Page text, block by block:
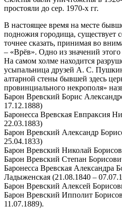
простояли до сер. 1970-х гг.
В настоящее время на месте
подножия городища, существует
точнее сказать, принимая во
– «Врёв». Одно из значений
На самом холме находится
усыпальница друзей А. С.
алтарной стены бывшей здесь
провинциального некрополя»
Барон Вревский Борис
17.12.1888)
Баронесса Вревская Евпраксия
22.03.1883)
Барон Вревский Александр
25.04.1833)
Барон Вревский Николай
Барон Вревский Степан
Баронесса Вревская Александра
Ладыженская (21.08.1840 –
Барон Вревский Алексей
Барон Вревский Ипполит
11.07.1889).